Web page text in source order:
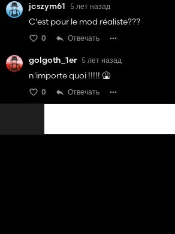
jcszym61 5 лет назад
C'est pour le mod réaliste???
0 Отвечать
golgoth_1er 5 лет назад
n'importe quoi !!!!! 🤮
0 Отвечать
Tav 5 лет назад